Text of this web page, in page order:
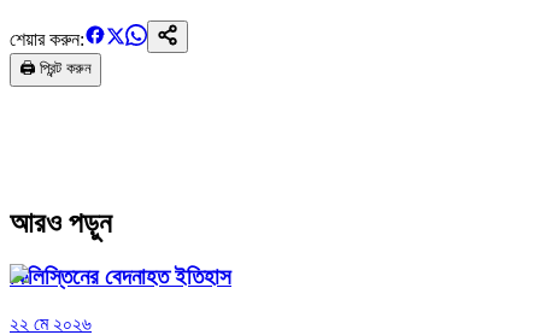
শেয়ার করুন:
🖨️ প্রিন্ট করুন
আরও পড়ুন
ফিলিস্তিনের বেদনাহত ইতিহাস
২২ মে ২০২৬